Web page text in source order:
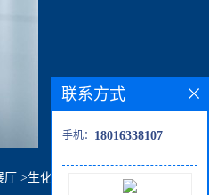
厅 >生化试剂 4-氟氯苄
联系方式
手机： 18016338107